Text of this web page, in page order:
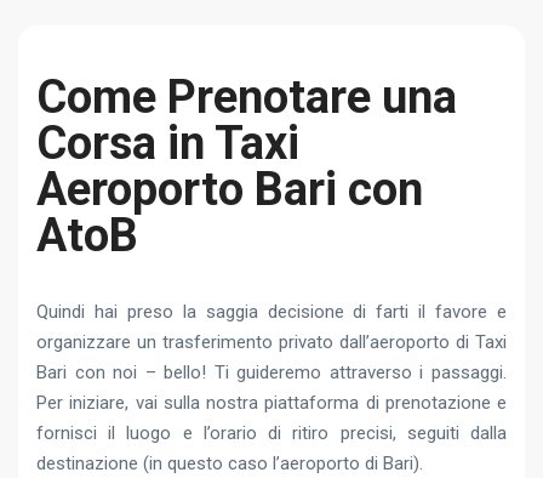
Come Prenotare una
Corsa in Taxi
Aeroporto Bari con
AtoB
Quindi hai preso la saggia decisione di farti il ​​favore e
organizzare un trasferimento privato dall’aeroporto di Taxi
Bari con noi – bello! Ti guideremo attraverso i passaggi.
Per iniziare, vai sulla nostra piattaforma di prenotazione e
fornisci il luogo e l’orario di ritiro precisi, seguiti dalla
destinazione (in questo caso l’aeroporto di Bari).